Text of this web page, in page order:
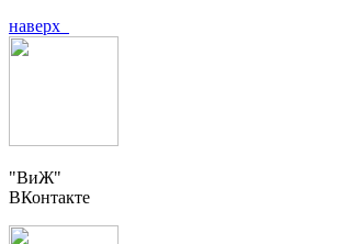
наверх
"ВиЖ"
ВКонтакте